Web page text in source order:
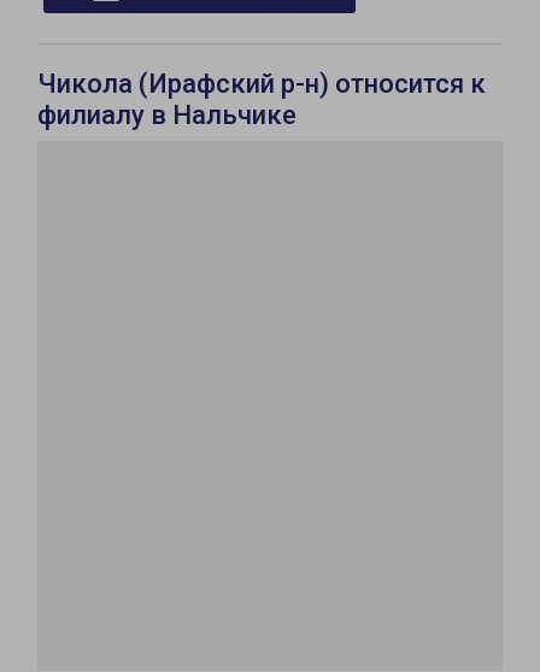
Чикола (Ирафский р-н) относится к
филиалу в Нальчике